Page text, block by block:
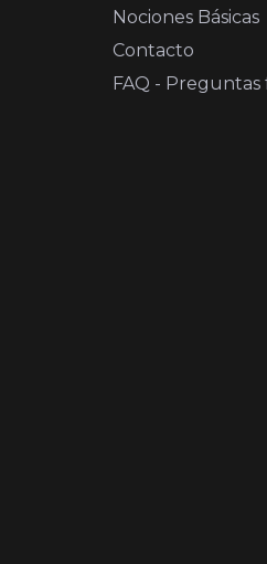
Nociones Básicas
Contacto
FAQ -